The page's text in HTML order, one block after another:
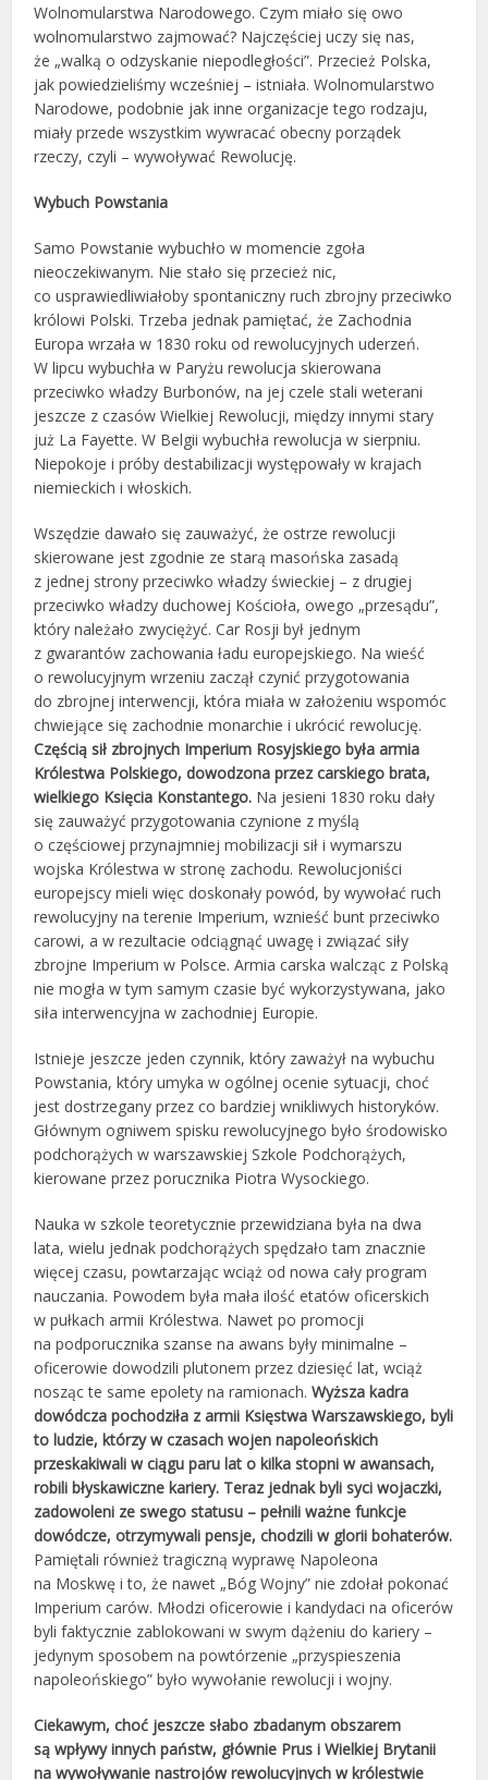
Wolnomularstwa Narodowego. Czym miało się owo
wolnomularstwo zajmować? Najczęściej uczy się nas,
że „walką o odzyskanie niepodległości”. Przecież Polska,
jak powiedzieliśmy wcześniej – istniała. Wolnomularstwo
Narodowe, podobnie jak inne organizacje tego rodzaju,
miały przede wszystkim wywracać obecny porządek
rzeczy, czyli – wywoływać Rewolucję.
Wybuch Powstania
Samo Powstanie wybuchło w momencie zgoła
nieoczekiwanym. Nie stało się przecież nic,
co usprawiedliwiałoby spontaniczny ruch zbrojny przeciwko
królowi Polski. Trzeba jednak pamiętać, że Zachodnia
Europa wrzała w 1830 roku od rewolucyjnych uderzeń.
W lipcu wybuchła w Paryżu rewolucja skierowana
przeciwko władzy Burbonów, na jej czele stali weterani
jeszcze z czasów Wielkiej Rewolucji, między innymi stary
już La Fayette. W Belgii wybuchła rewolucja w sierpniu.
Niepokoje i próby destabilizacji występowały w krajach
niemieckich i włoskich.
Wszędzie dawało się zauważyć, że ostrze rewolucji
skierowane jest zgodnie ze starą masońska zasadą
z jednej strony przeciwko władzy świeckiej – z drugiej
przeciwko władzy duchowej Kościoła, owego „przesądu”,
który należało zwyciężyć. Car Rosji był jednym
z gwarantów zachowania ładu europejskiego. Na wieść
o rewolucyjnym wrzeniu zaczął czynić przygotowania
do zbrojnej interwencji, która miała w założeniu wspomóc
chwiejące się zachodnie monarchie i ukrócić rewolucję.
Częścią sił zbrojnych Imperium Rosyjskiego była armia
Królestwa Polskiego, dowodzona przez carskiego brata,
wielkiego Księcia Konstantego. Na jesieni 1830 roku dały
się zauważyć przygotowania czynione z myślą
o częściowej przynajmniej mobilizacji sił i wymarszu
wojska Królestwa w stronę zachodu. Rewolucjoniści
europejscy mieli więc doskonały powód, by wywołać ruch
rewolucyjny na terenie Imperium, wznieść bunt przeciwko
carowi, a w rezultacie odciągnąć uwagę i związać siły
zbrojne Imperium w Polsce. Armia carska walcząc z Polską
nie mogła w tym samym czasie być wykorzystywana, jako
siła interwencyjna w zachodniej Europie.
Istnieje jeszcze jeden czynnik, który zaważył na wybuchu
Powstania, który umyka w ogólnej ocenie sytuacji, choć
jest dostrzegany przez co bardziej wnikliwych historyków.
Głównym ogniwem spisku rewolucyjnego było środowisko
podchorążych w warszawskiej Szkole Podchorążych,
kierowane przez porucznika Piotra Wysockiego.
Nauka w szkole teoretycznie przewidziana była na dwa
lata, wielu jednak podchorążych spędzało tam znacznie
więcej czasu, powtarzając wciąż od nowa cały program
nauczania. Powodem była mała ilość etatów oficerskich
w pułkach armii Królestwa. Nawet po promocji
na podporucznika szanse na awans były minimalne –
oficerowie dowodzili plutonem przez dziesięć lat, wciąż
nosząc te same epolety na ramionach.Wyższa kadra
dowódcza pochodziła z armii Księstwa Warszawskiego, byli
to ludzie, którzy w czasach wojen napoleońskich
przeskakiwali w ciągu paru lat o kilka stopni w awansach,
robili błyskawiczne kariery. Teraz jednak byli syci wojaczki,
zadowoleni ze swego statusu – pełnili ważne funkcje
dowódcze, otrzymywali pensje, chodzili w glorii bohaterów.
Pamiętali również tragiczną wyprawę Napoleona
na Moskwę i to, że nawet „Bóg Wojny” nie zdołał pokonać
Imperium carów. Młodzi oficerowie i kandydaci na oficerów
byli faktycznie zablokowani w swym dążeniu do kariery –
jedynym sposobem na powtórzenie „przyspieszenia
napoleońskiego” było wywołanie rewolucji i wojny.
Ciekawym, choć jeszcze słabo zbadanym obszarem
są wpływy innych państw, głównie Prus i Wielkiej Brytanii
na wywoływanie nastrojów rewolucyjnych w królestwie